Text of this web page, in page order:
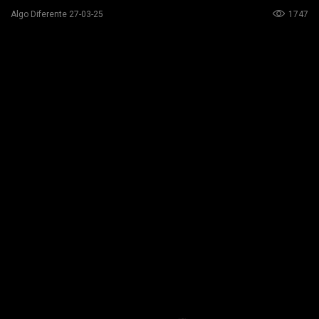
Algo Diferente 27-03-25 1747